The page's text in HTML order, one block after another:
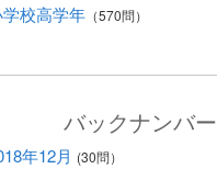
校高学年（570問）
バックナンバー
年12月 (30問）